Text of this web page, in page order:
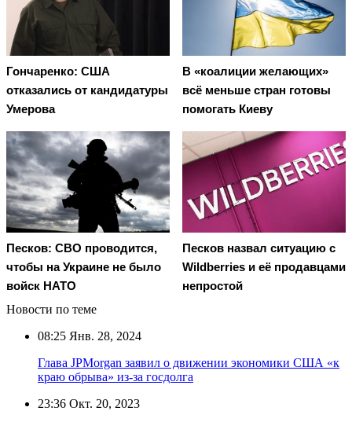
Гончаренко: США
отказались от кандидатуры
Умерова
В «коалиции желающих»
всё меньше стран готовы
помогать Киеву
Песков: СВО проводится,
чтобы на Украине не было
войск НАТО
Песков назвал ситуацию с
Wildberries и её продавцами
непростой
Новости по теме
08:25 Янв. 28, 2024
Глава JPMorgan заявил о движении экономики США «к
краю обрыва» из-за госдолга
23:36 Окт. 20, 2023